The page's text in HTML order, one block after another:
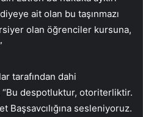
ait olan bu taşınmazı
olan öğrenciler kursuna,
tarafından dahi
“Bu despotluktur, otoriterliktir.
Başsavcılığına sesleniyoruz.